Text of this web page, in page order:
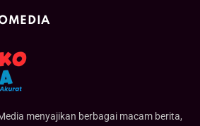
menyajikan berbagai macam berita,